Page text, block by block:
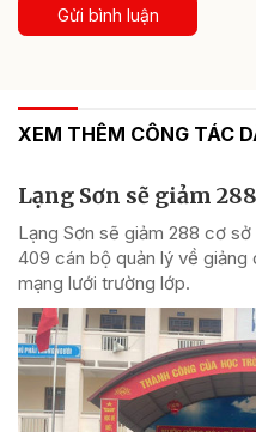
Gửi bình luận
XEM THÊM CÔNG TÁC
Lạng Sơn sẽ giảm
Lạng Sơn sẽ giảm 288 cơ
409 cán bộ quản lý về giảng
mạng lưới trường lớp.